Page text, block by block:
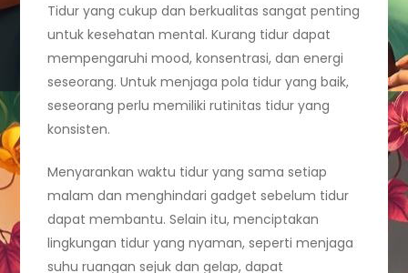
Tidur yang cukup dan berkualitas sangat penting
untuk kesehatan mental. Kurang tidur dapat
mempengaruhi mood, konsentrasi, dan energi
seseorang. Untuk menjaga pola tidur yang baik,
seseorang perlu memiliki rutinitas tidur yang
konsisten.
Menyarankan waktu tidur yang sama setiap
malam dan menghindari gadget sebelum tidur
dapat membantu. Selain itu, menciptakan
lingkungan tidur yang nyaman, seperti menjaga
suhu ruangan sejuk dan gelap, dapat